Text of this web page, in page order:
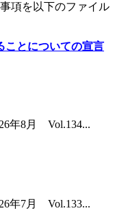
項を以下のファイル
ことについての宣言
年8月 Vol.134...
年7月 Vol.133...